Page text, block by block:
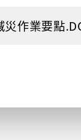
作業要點